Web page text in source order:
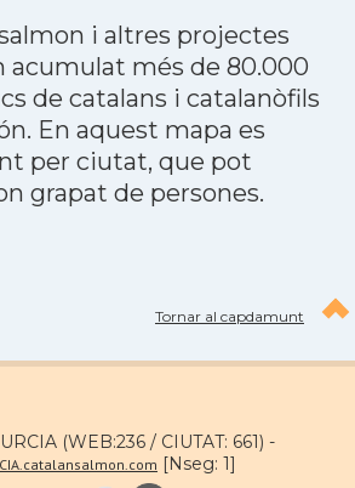
i altres projectes
acumulat més de 80.000
de catalans i catalanòfils
En aquest mapa es
per ciutat, que pot
grapat de persones.
Tornar al capdamunt
(WEB:236 / CIUTAT: 661) -
[Nseg: 1]